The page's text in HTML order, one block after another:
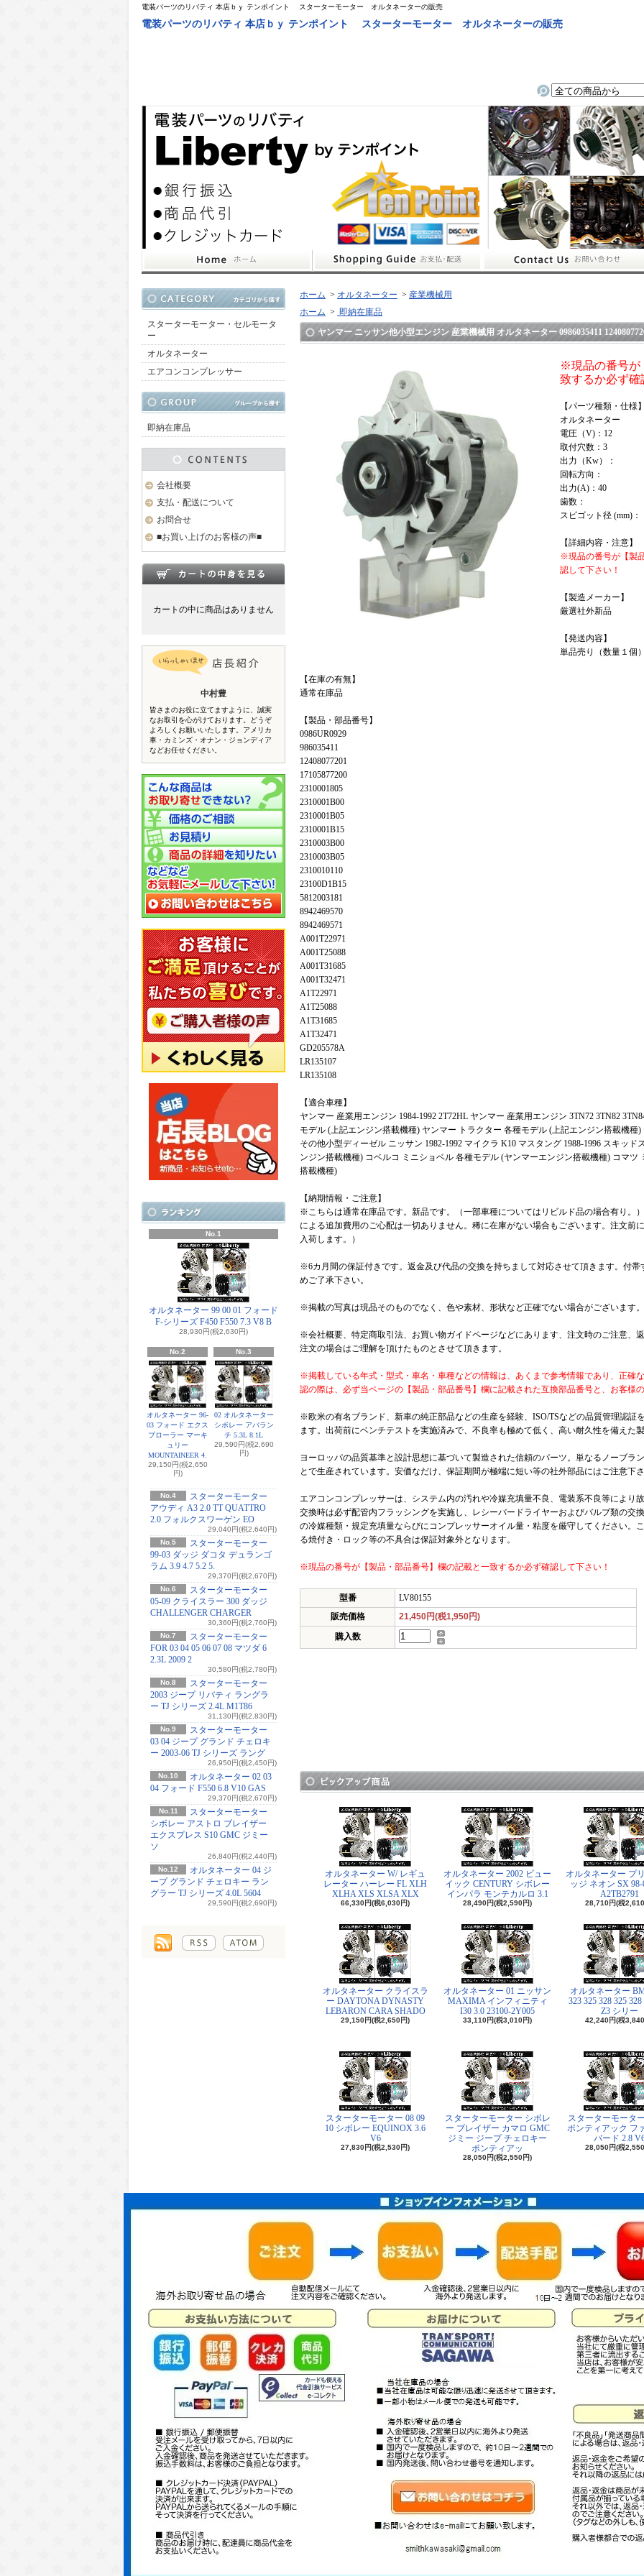
電装パーツのリバティ 本店ｂｙ テンポイント スターターモーター オルタネーターの販売
電装パーツのリバティ 本店ｂｙ テンポイント スターターモーター オルタネーターの販売
スターターモーター・セルモータ
ー
オルタネーター
エアコンコンプレッサー
即納在庫品
会社概要
支払・配送について
お問合せ
■お買い上げのお客様の声■
カートの中に商品はありません
中村豊
皆さまのお役に立てますように、誠実
なお取引を心がけております。どうぞ
よろしくお願いいたします。アメリカ
車・カミンズ・オナン・ジョンディア
などお任せください。
No.1
オルタネーター 99 00 01 フォード
F-シリーズ F450 F550 7.3 V8 B
28,930円(税2,630円)
No.2
オルタネーター 96-
03 フォード エクス
プローラー マーキ
ュリー
MOUNTAINEER 4.
29,150円(税2,650
円)
No.3
02 オルタネーター
シボレー アバラン
チ 5.3L 8.1L
29,590円(税2,690
円)
No.4
スターターモーター
アウディ A3 2.0 TT QUATTRO
2.0 フォルクスワーゲン EO
29,040円(税2,640円)
No.5
スターターモーター
99-03 ダッジ ダコタ デュランゴ
ラム 3.9 4.7 5.2 5.
29,370円(税2,670円)
No.6
スターターモーター
05-09 クライスラー 300 ダッジ
CHALLENGER CHARGER
30,360円(税2,760円)
No.7
スターターモーター
FOR 03 04 05 06 07 08 マツダ 6
2.3L 2009 2
30,580円(税2,780円)
No.8
スターターモーター
2003 ジープ リバティ ラングラ
ー TJ シリーズ 2.4L M1T86
31,130円(税2,830円)
No.9
スターターモーター
03 04 ジープ グランド チェロキ
ー 2003-06 TJ シリーズ ラング
26,950円(税2,450円)
No.10
オルタネーター 02 03
04 フォード F550 6.8 V10 GAS
29,370円(税2,670円)
No.11
スターターモーター
シボレー アストロ ブレイザー
エクスプレス S10 GMC ジミー
ソ
26,840円(税2,440円)
No.12
オルタネーター 04 ジ
ープ グランド チェロキー ラン
グラー TJ シリーズ 4.0L 5604
29,590円(税2,690円)
ホーム > オルタネーター > 産業機械用
ホーム > 即納在庫品
ヤンマー ニッサン他小型エンジン 産業機械用 オルタネーター 0986035411
※現品の番号が
致するか必ず
【パーツ種類・仕様
オルタネーター
電圧（V)：12
取付穴数：3
出力（Kw）：
回転方向：
出力(A)：40
歯数：
スピゴット径 (mm)：
【詳細内容・注意】
※現品の番号が【製
認して下さい！
【製造メーカー】
厳選社外新品
【発送内容】
単品売り（数量１個
【在庫の有無】
通常在庫品
【製品・部品番号】
0986UR0929
986035411
12408077201
17105877200
2310001805
2310001B00
2310001B05
2310001B15
2310003B00
2310003B05
2310010110
23100D1B15
5812003181
8942469570
8942469571
A001T22971
A001T25088
A001T31685
A001T32471
A1T22971
A1T25088
A1T31685
A1T32471
GD205578A
LR135107
LR135108
【適合車種】
ヤンマー 産業用エンジン 1984-1992 2T72HL ヤンマー 産業用エンジン 3TN72 3TN82
モデル (上記エンジン搭載機種) ヤンマー トラクター 各種モデル (上記エンジン搭載機種
その他小型ディーゼル ニッサン 1982-1992 マイクラ K10 マスタング 1988-1996 スキッド
ンジン搭載機種) コベルコ ミニショベル 各種モデル (ヤンマーエンジン搭載機種) コマ
搭載機種)
【納期情報・ご注意】
※こちらは通常在庫品です。新品です。（一部車種についてはリビルド品の場合有り。
による追加費用のご心配は一切ありません。稀に在庫がない場合もございます。注文前
入荷します。）
※6カ月間の保証付きです。返金及び代品の交換を持ちまして対応させて頂きます。付
めご了承下さい。
※掲載の写真は現品そのものでなく、色や素材、形状など正確でない場合がございます。
※会社概要、特定商取引法、お買い物ガイドページなどにあります、注文時のご注意、
注文の場合はご理解を頂けたものとさせて頂きます。
※掲載している年式・型式・車名・車種などの情報は、あくまで参考情報であり、正確
認の際は、必ず当ページの【製品・部品番号】欄に記載された互換部品番号と、お客様
※欧米の有名ブランド、新車の純正部品などの生産を経験、ISO/TSなどの品質管理認証
ます。出荷前にベンチテストを実施済みで、不良率も極めて低く、高い耐久性を備えた
ヨーロッパの品質基準と設計思想に基づいて製造された信頼のパーツ。単なるノーブラ
とで生産されています。安価なだけ、保証期間が極端に短い等の社外部品にはご注意下
エアコンコンプレッサーは、システム内の汚れや冷媒充填量不良、電装系不良等により
交換時は必ず配管内フラッシングを実施し、レシーバードライヤーおよびバルブ類の交
の冷媒種類・規定充填量ならびにコンプレッサーオイル量・粘度を厳守してください。
る焼付き・ロック等の不具合は保証対象外となります。
※現品の番号が【製品・部品番号】欄の記載と一致するか必ず確認して下さい！
型番
LV80155
販売価格
21,450円(税1,950円)
購入数
オルタネーター W/ レギュ
レーター ハーレー FL XLH
XLHA XLS XLSA XLX
66,330円(税6,030円)
オルタネーター 2002 ビュー
イック CENTURY シボレー
インパラ モンテカルロ 3.1
28,490円(税2,590円)
オルタネーター プ
ッジ ネオン SX 98-
A2TB2791
28,710円(税
オルタネーター クライスラ
ー DAYTONA DYNASTY
LEBARON CARA SHADO
29,150円(税2,650円)
オルタネーター 01 ニッサン
MAXIMA インフィニティ
I30 3.0 23100-2Y005
33,110円(税3,010円)
オルタネーター
323 325 328 325
Z3 シリー
42,240円(税
スターターモーター 08 09
10 シボレー EQUINOX 3.6
V6
27,830円(税2,530円)
スターターモーター シボレ
ー ブレイザー カマロ GMC
ジミー ジープ チェロキー
ポンティアッ
28,050円(税2,550円)
スターターモータ
ポンティアック フ
バード 2.8
28,050円(税